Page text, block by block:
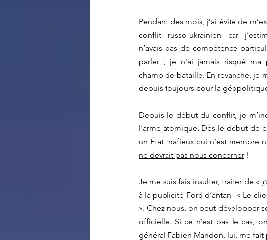
Pendant des mois, j’ai évité de
conflit russo-ukrainien car
n’avais pas de compétence
parler ; je n’ai jamais risqué ma
champ de bataille. En revanche, je
depuis toujours pour la
Depuis le début du conflit, je
l’arme atomique. Dès le début de
un État mafieux qui n’est membre
ne devrait pas nous concerner !
Je me suis fais insulter, traiter de «
à la publicité Ford d’antan : « Le
». Chez nous, on peut développer
officielle. Si ce n’est pas le cas,
général Fabien Mandon, lui, me fait